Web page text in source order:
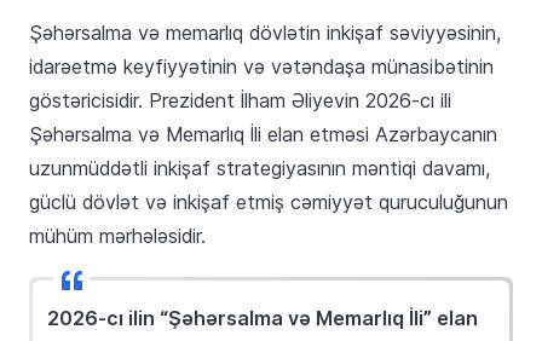
Şəhərsalma və memarlıq dövlətin inkişaf səviyyəsinin,
idarəetmə keyfiyyətinin və vətəndaşa münasibətinin
göstəricisidir. Prezident İlham Əliyevin 2026-cı ili
Şəhərsalma və Memarlıq İli elan etməsi Azərbaycanın
uzunmüddətli inkişaf strategiyasının məntiqi davamı,
güclü dövlət və inkişaf etmiş cəmiyyət quruculuğunun
mühüm mərhələsidir.
2026-cı ilin “Şəhərsalma və Memarlıq İli” elan